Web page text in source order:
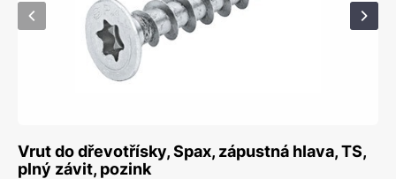
Vrut do dřevotřísky, Spax, zápustná hlava, TS,
plný závit, pozink